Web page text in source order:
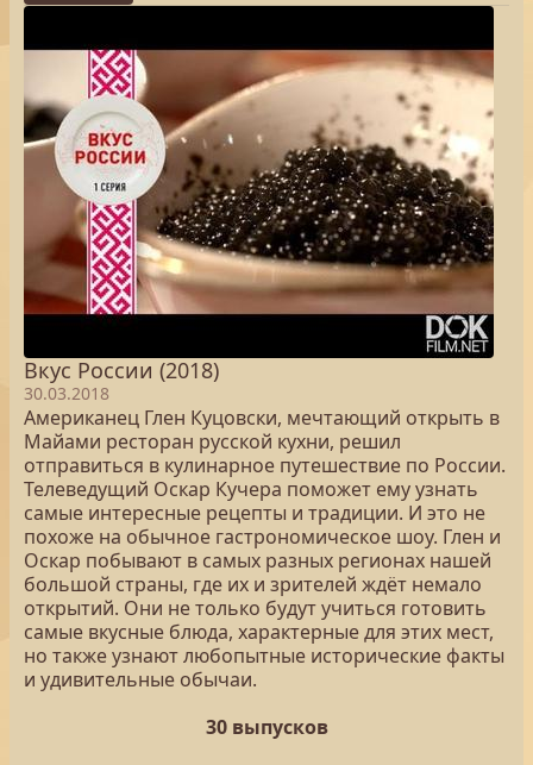
Вкус России (2018)
30.03.2018
Американец Глен Куцовски, мечтающий открыть в
Майами ресторан русской кухни, решил
отправиться в кулинарное путешествие по России.
Телеведущий Оскар Кучера поможет ему узнать
самые интересные рецепты и традиции. И это не
похоже на обычное гастрономическое шоу. Глен и
Оскар побывают в самых разных регионах нашей
большой страны, где их и зрителей ждёт немало
открытий. Они не только будут учиться готовить
самые вкусные блюда, характерные для этих мест,
но также узнают любопытные исторические факты
и удивительные обычаи.
30 выпусков